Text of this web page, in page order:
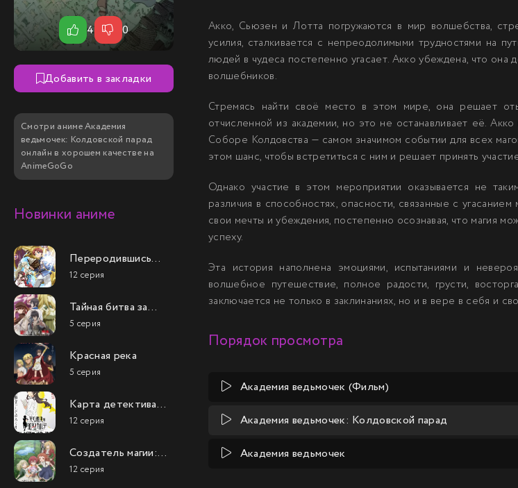
4 0
Добавить в закладки
Смотри аниме Академия
ведьмочек: Колдовской парад
онлайн в хорошем качестве на
AnimeGoGo
Новинки аниме
Переродившись
аристократом-
неудачником, я
свободное время,
чтобы стать
12 серия
Тайная битва за
престол
сильнейшего
5 серия
Красная река
5 серия
Карта детектива
Такао Амэку
12 серия
Создатель магии:
Как создать
волшебство в
12 серия
Акко, Сьюзен и Лотта погружаются в мир волшебства,
усилия, сталкивается с непреодолимыми трудностями на
людей в чудеса постепенно угасает. Акко убеждена, что
волшебников.
Стремясь найти своё место в этом мире, она решает
отчисленной из академии, но это не останавливает её.
Соборе Колдовства — самом значимом событии для всех
этом шанс, чтобы встретиться с ним и решает принять
Однако участие в этом мероприятии оказывается не
различия в способностях, опасности, связанные с
свои мечты и убеждения, постепенно осознавая, что магия
успеху.
Эта история наполнена эмоциями, испытаниями и
волшебное путешествие, полное радости, грусти,
заключается не только в заклинаниях, но и в вере в себя и
Порядок просмотра
Академия ведьмочек (Фильм)
Академия ведьмочек: Колдовской парад
Академия ведьмочек